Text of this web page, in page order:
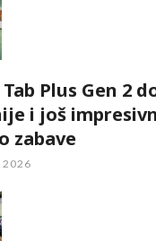
Plus Gen 2
i još
zabave
2026